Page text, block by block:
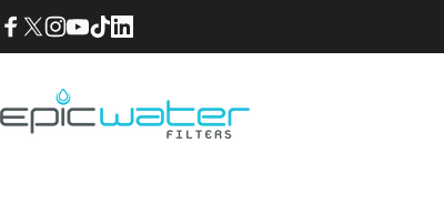
Direkt zum Inhalt
Epic Water Filters USA